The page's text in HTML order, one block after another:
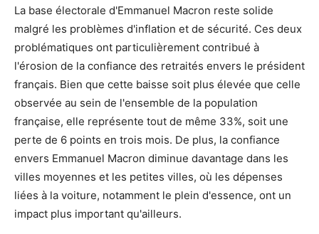
La base électorale d'Emmanuel Macron reste solide
malgré les problèmes d'inflation et de sécurité. Ces deux
problématiques ont particulièrement contribué à
l'érosion de la confiance des retraités envers le président
français. Bien que cette baisse soit plus élevée que celle
observée au sein de l'ensemble de la population
française, elle représente tout de même 33%, soit une
perte de 6 points en trois mois. De plus, la confiance
envers Emmanuel Macron diminue davantage dans les
villes moyennes et les petites villes, où les dépenses
liées à la voiture, notamment le plein d'essence, ont un
impact plus important qu'ailleurs.